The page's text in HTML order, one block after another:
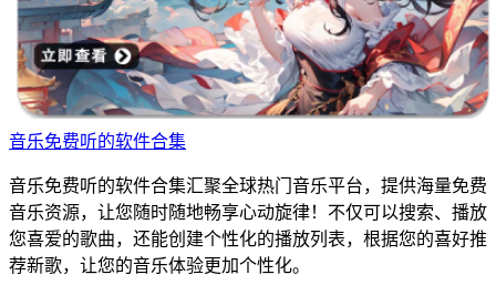
音乐免费听的软件合集
音乐免费听的软件合集汇聚全球热门音乐平台，提供海量免费
音乐资源，让您随时随地畅享心动旋律！不仅可以搜索、播放
您喜爱的歌曲，还能创建个性化的播放列表，根据您的喜好推
荐新歌，让您的音乐体验更加个性化。